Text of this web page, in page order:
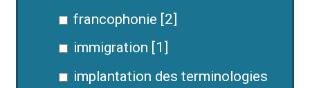
francophonie [2]
immigration [1]
implantation des terminologies